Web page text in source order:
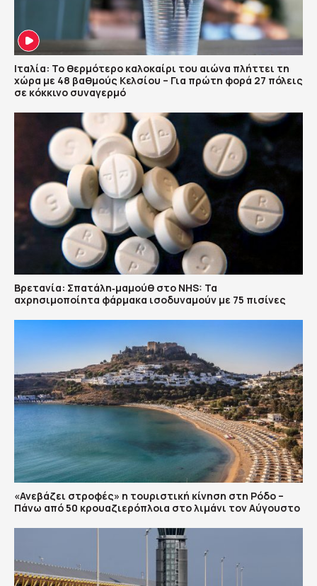
Ιταλία: Το θερμότερο καλοκαίρι του αιώνα πλήττει τη
χώρα με 48 βαθμούς Κελσίου – Για πρώτη φορά 27 πόλεις
σε κόκκινο συναγερμό
Βρετανία: Σπατάλη‑μαμούθ στο NHS: Τα
αχρησιμοποίητα φάρμακα ισοδυναμούν με 75 πισίνες
«Ανεβάζει στροφές» η τουριστική κίνηση στη Ρόδο –
Πάνω από 50 κρουαζιερόπλοια στο λιμάνι τον Αύγουστο